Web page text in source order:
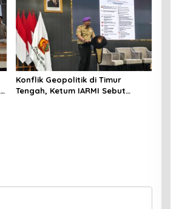
Konflik Geopolitik di Timur
Tengah, Ketum IARMI Sebut